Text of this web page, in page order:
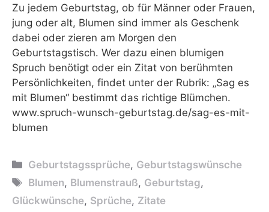
Zu jedem Geburtstag, ob für Männer oder Frauen,
jung oder alt, Blumen sind immer als Geschenk
dabei oder zieren am Morgen den
Geburtstagstisch. Wer dazu einen blumigen
Spruch benötigt oder ein Zitat von berühmten
Persönlichkeiten, findet unter der Rubrik: „Sag es
mit Blumen“ bestimmt das richtige Blümchen.
www.spruch-wunsch-geburtstag.de/sag-es-mit-
blumen
Kategorien
Geburtstagssprüche, Geburtstagswünsche
Schlagwörter
Blumen, Blumenstrauß, Geburtstag,
Glückwünsche, Sprüche, Zitate